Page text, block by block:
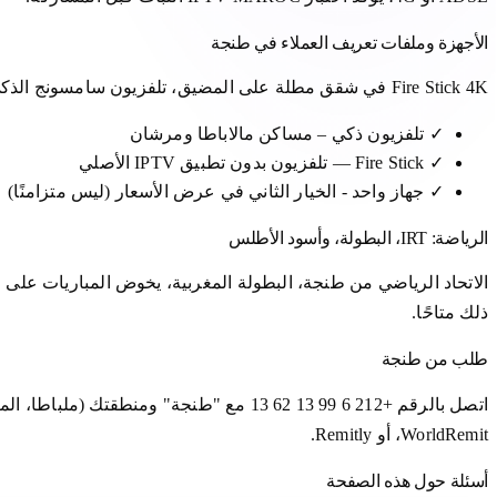
الأجهزة وملفات تعريف العملاء في طنجة
Fire Stick 4K في شقق مطلة على المضيق، تلفزيون سامسونج الذكي بملاباطا، جوال للسفر طنجة ↔ تطوان. تقدر الأسر ثنائية الجنسية الحزمة السنوية لمتابعة المغرب مباشرة من غرفة المعيشة.
✓ تلفزيون ذكي – مساكن مالاباطا ومرشان
✓ Fire Stick — تلفزيون بدون تطبيق IPTV الأصلي
✓ جهاز واحد - الخيار الثاني في عرض الأسعار (ليس متزامنًا)
الرياضة: IRT، البطولة، وأسود الأطلس
ذلك متاحًا.
طلب من طنجة
WorldRemit، أو Remitly.
أسئلة حول هذه الصفحة